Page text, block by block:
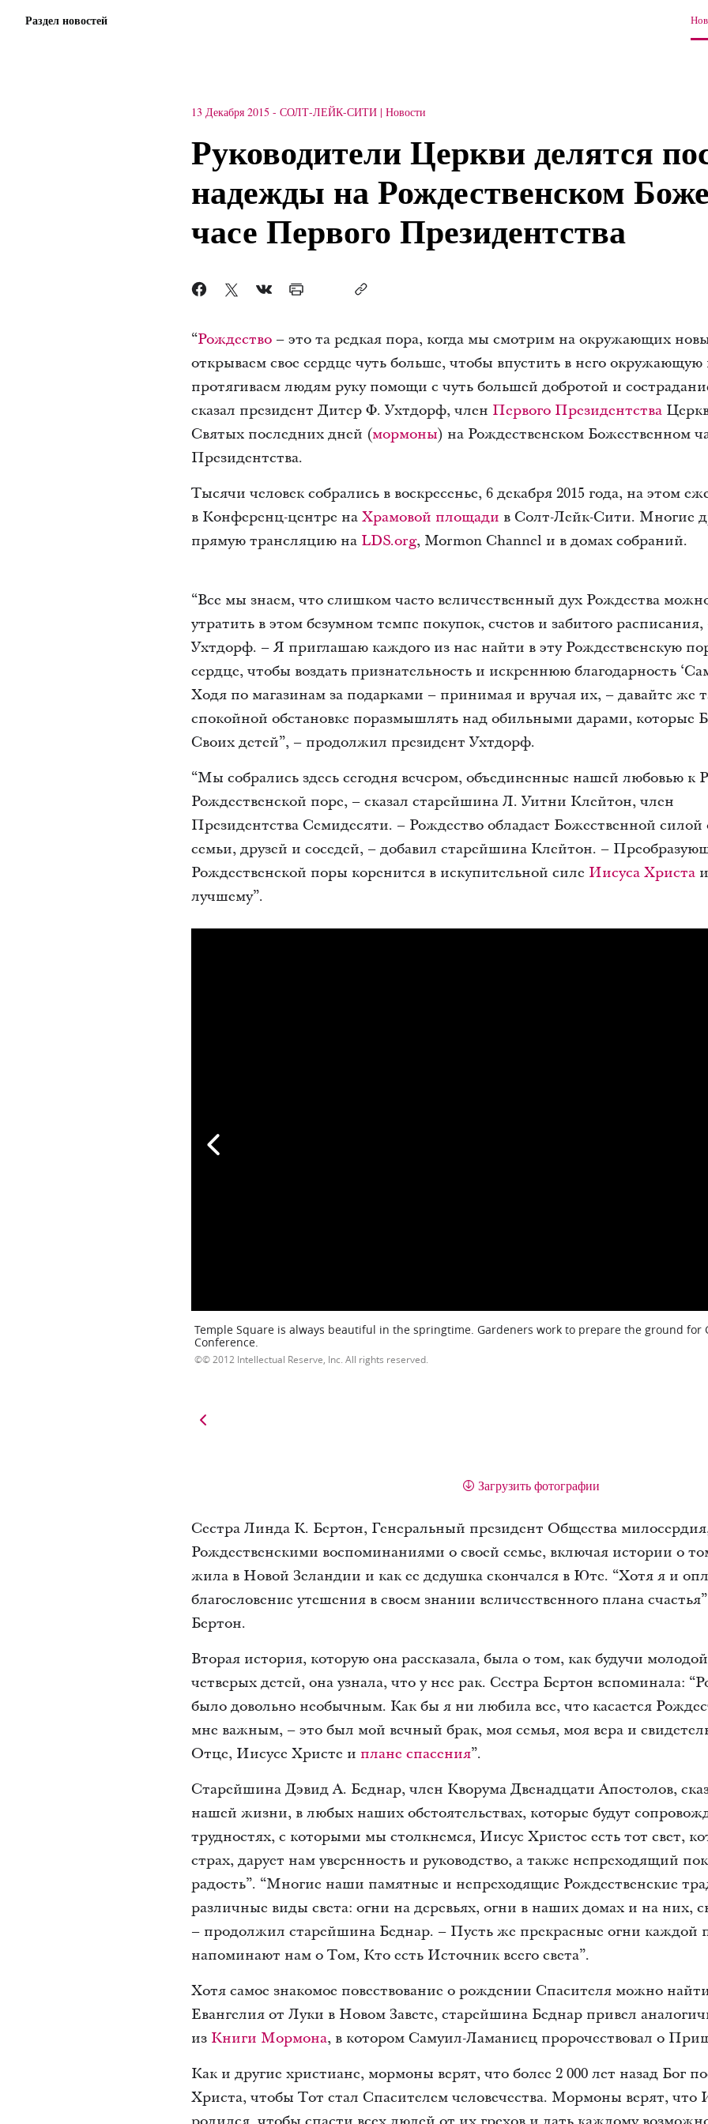
Раздел новостей
13 Декабря 2015 - СОЛТ-ЛЕЙК-СИТИ Новости
Руководители Церкви делятся
надежды на Рождественском
часе Первого Президентства
“Рождество– это та редкая пора, когда мы смотрим на окружающих
открываем свое сердце чуть больше, чтобы впустить в него окружающую
протягиваем людям руку помощи с чуть большей добротой и
сказал президент Дитер Ф. Ухтдорф, член Первого Президентства
Святых последних дней (мормоны) на Рождественском Божественном
Президентства.
Тысячи человек собрались в воскресенье, 6 декабря 2015 года, на этом
в Конференц-центре на Храмовой площади в Солт-Лейк-Сити. Многие
прямую трансляцию на LDS.org, Mormon Channel и в домах собраний.
“Все мы знаем, что слишком часто величественный дух Рождества
утратить в этом безумном темпе покупок, счетов и забитого расписания,
Ухтдорф. – Я приглашаю каждого из нас найти в эту Рождественскую
сердце, чтобы воздать признательность и искреннюю благодарность
Ходя по магазинам за подарками – принимая и вручая их, – давайте же
спокойной обстановке поразмышлять над обильными дарами, которые
Своих детей”, – продолжил президент Ухтдорф.
“Мы собрались здесь сегодня вечером, объединенные нашей любовью к
Рождественской поре, – сказал старейшина Л. Уитни Клейтон, член
Президентства Семидесяти. – Рождество обладает Божественной силой
семьи, друзей и соседей, – добавил старейшина Клейтон. –
Рождественской поры коренится в искупительной силе Иисуса Христа
лучшему”.
Temple Square is always beautiful in the springtime. Gardeners work to prepare the ground for
Conference.
© 2012 Intellectual Reserve, Inc. All rights reserved.
Загрузить фотографии
Сестра Линда К. Бертон, Генеральный президент Общества
Рождественскими воспоминаниями о своей семье, включая истории о
жила в Новой Зеландии и как ее дедушка скончался в Юте. “Хотя я и
благословение утешения в своем знании величественного плана
Бертон.
Вторая история, которую она рассказала, была о том, как будучи
четверых детей, она узнала, что у нее рак. Сестра Бертон вспоминала:
было довольно необычным. Как бы я ни любила все, что касается
мне важным, – это был мой вечный брак, моя семья, моя вера и
Отце, Иисусе Христе и плане спасения”.
Старейшина Дэвид A. Беднар, член Кворума Двенадцати Апостолов,
нашей жизни, в любых наших обстоятельствах, которые будут
трудностях, с которыми мы столкнемся, Иисус Христос есть тот свет,
страх, дарует нам уверенность и руководство, а также непреходящий
радость”. “Многие наши памятные и непреходящие Рождественские
различные виды света: огни на деревьях, огни в наших домах и на них,
– продолжил старейшина Беднар. – Пусть же прекрасные огни каждой
напоминают нам о Том, Кто есть Источник всего света”.
Хотя самое знакомое повествование о рождении Спасителя можно найти
Евангелия от Луки в Новом Завете, старейшина Беднар привел
из Книги Мормона, в котором Самуил-Ламаниец пророчествовал о
Как и другие христиане, мормоны верят, что более 2 000 лет назад Бог
Христа, чтобы Тот стал Спасителем человечества. Мормоны верят, что